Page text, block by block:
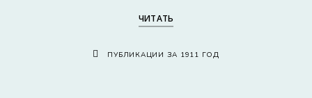
ЧИТАТЬ
ПУБЛИКАЦИИ ЗА 1911 ГОД